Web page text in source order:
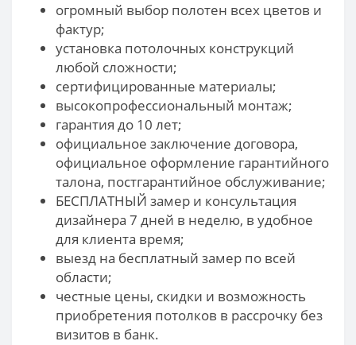
огромный выбор полотен всех цветов и
фактур;
установка потолочных конструкций
любой сложности;
сертифицированные материалы;
высокопрофессиональный монтаж;
гарантия до 10 лет;
официальное заключение договора,
официальное оформление гарантийного
талона, постгарантийное обслуживание;
БЕСПЛАТНЫЙ замер и консультация
дизайнера 7 дней в неделю, в удобное
для клиента время;
выезд на бесплатный замер по всей
области;
честные цены, скидки и возможность
приобретения потолков в рассрочку без
визитов в банк.